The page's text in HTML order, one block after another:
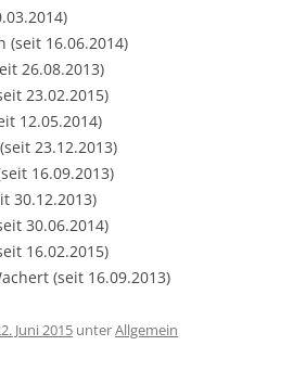
(seit 16.06.2014)
26.08.2013)
23.02.2015)
12.05.2014)
23.12.2013)
16.09.2013)
30.12.2013)
30.06.2014)
16.02.2015)
(seit 16.09.2013)
Juni 2015 unterAllgemein